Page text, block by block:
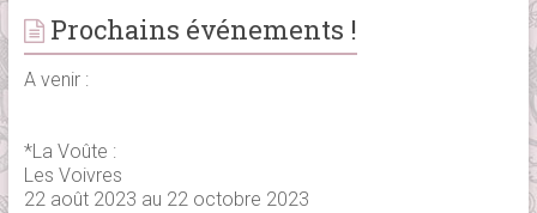
Prochains événements !
A venir :
*La Voûte :
Les Voivres
22 août 2023 au 22 octobre 2023